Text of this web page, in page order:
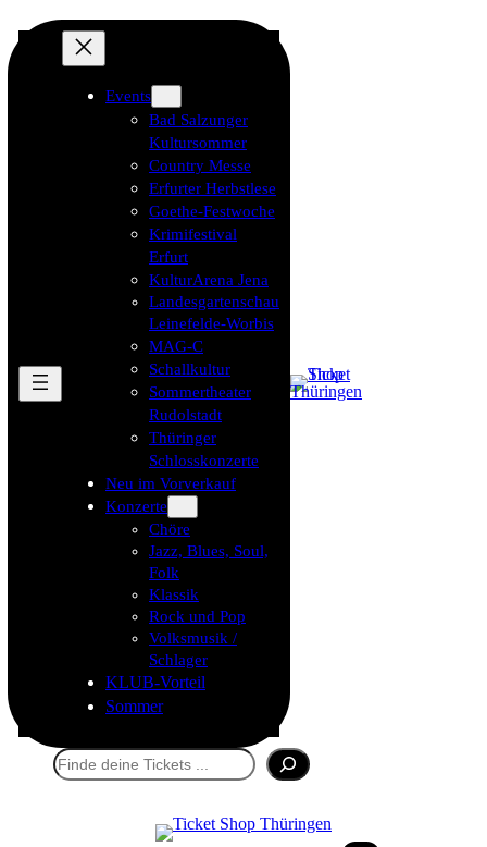
Events
Bad Salzunger
Kultursommer
Country Messe
Erfurter Herbstlese
Goethe-Festwoche
Krimifestival
Erfurt
KulturArena Jena
Landesgartenschau
Leinefelde-Worbis
MAG-C
Schallkultur
Sommertheater
Rudolstadt
Thüringer
Schlosskonzerte
Neu im Vorverkauf
Konzerte
Chöre
Jazz, Blues, Soul,
Folk
Klassik
Rock und Pop
Volksmusik /
Schlager
KLUB-Vorteil
Sommer
Suchen